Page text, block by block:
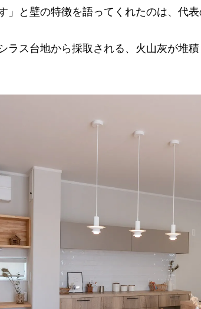
」と壁の特徴を語ってくれたのは、代表
ラス台地から採取される、火山灰が堆